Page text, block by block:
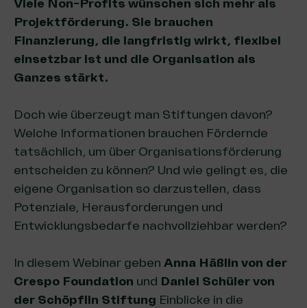
Viele Non-Profits wünschen sich mehr als
Projektförderung. Sie brauchen
Finanzierung, die langfristig wirkt, flexibel
einsetzbar ist und die Organisation als
Ganzes stärkt.
Doch wie überzeugt man Stiftungen davon?
Welche Informationen brauchen Fördernde
tatsächlich, um über Organisationsförderung
entscheiden zu können? Und wie gelingt es, die
eigene Organisation so darzustellen, dass
Potenziale, Herausforderungen und
Entwicklungsbedarfe nachvollziehbar werden?
In diesem Webinar geben Anna Häßlin von der
Crespo Foundation und Daniel Schüler von
der Schöpflin Stiftung Einblicke in die